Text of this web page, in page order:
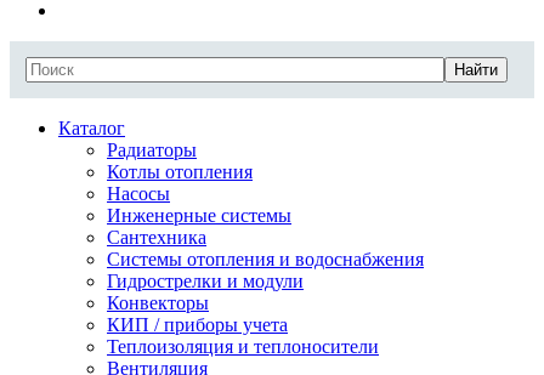
Найти
Каталог
Радиаторы
Котлы отопления
Насосы
Инженерные системы
Сантехника
Системы отопления и водоснабжения
Гидрострелки и модули
Конвекторы
КИП / приборы учета
Теплоизоляция и теплоносители
Вентиляция